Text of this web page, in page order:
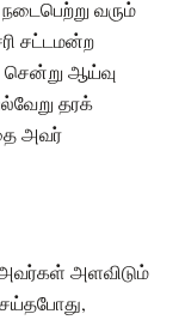
வரும்
சட்டமன்ற
சென்று ஆய்வு
தரக்
அவர்
அவர்கள் அளவிடும்